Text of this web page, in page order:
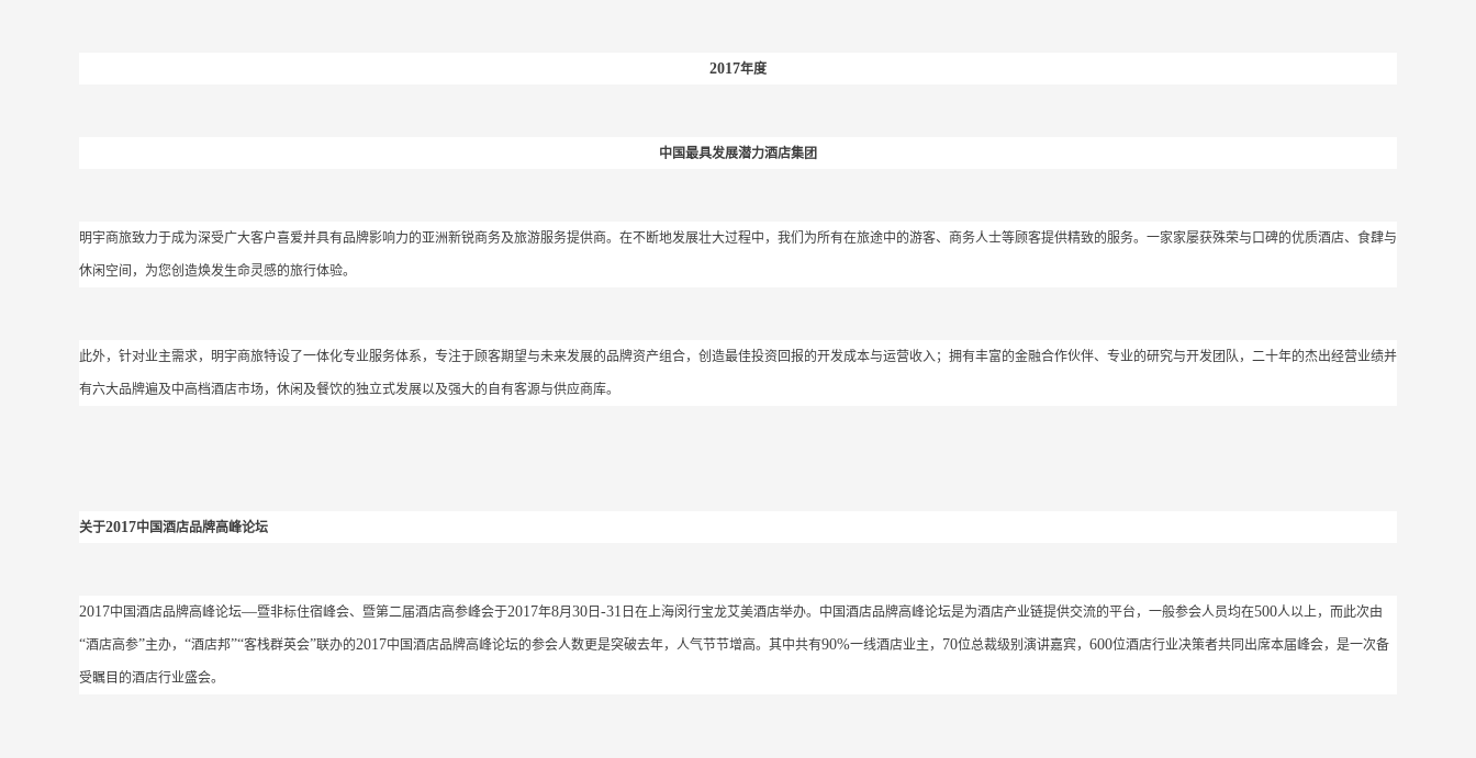
2017年度
中国最具发展潜力酒店集团
明宇商旅致力于成为深受广大客户喜爱并具有品牌影响力的亚洲新锐商务及旅游服务提供商。在不断地发展壮大过程中，我们为所有在旅途中的游客、商务人士等顾客提供精致的服务。一家家屡获殊荣与口碑的优质酒店、食肆与
休闲空间，为您创造焕发生命灵感的旅行体验。
此外，针对业主需求，明宇商旅特设了一体化专业服务体系，专注于顾客期望与未来发展的品牌资产组合，创造最佳投资回报的开发成本与运营收入；拥有丰富的金融合作伙伴、专业的研究与开发团队，二十年的杰出经营业绩并
有六大品牌遍及中高档酒店市场，休闲及餐饮的独立式发展以及强大的自有客源与供应商库。
关于2017中国酒店品牌高峰论坛
2017中国酒店品牌高峰论坛—暨非标住宿峰会、暨第二届酒店高参峰会于2017年8月 30 日 -31 日在上海闵行宝龙艾美酒店举办。中国酒店品牌高峰论坛是为酒店产业链提供交流的平台，一般参会人员均在500人以上，而此次由
“酒店高参”主办， “酒店邦”“客栈群英会”联办的2017中国酒店品牌高峰论坛的参会人数更是突破去年，人气节节增高。其中共有90%一线酒店业主， 70位总裁级别演讲嘉宾， 600位酒店行业决策者共同出席本届峰会，是一次备
受瞩目的酒店行业盛会。